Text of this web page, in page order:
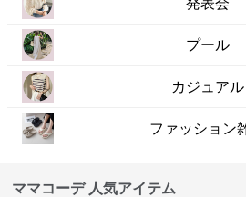
プール
カジュアル
ファッション
ママコーデ 人気アイテム